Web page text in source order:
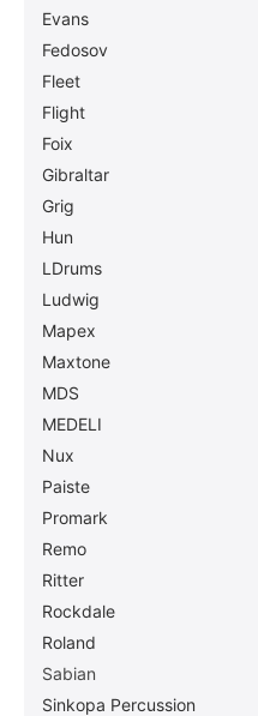
Evans
Fedosov
Fleet
Flight
Foix
Gibraltar
Grig
Hun
LDrums
Ludwig
Mapex
Maxtone
MDS
MEDELI
Nux
Paiste
Promark
Remo
Ritter
Rockdale
Roland
Sabian
Sinkopa Percussion